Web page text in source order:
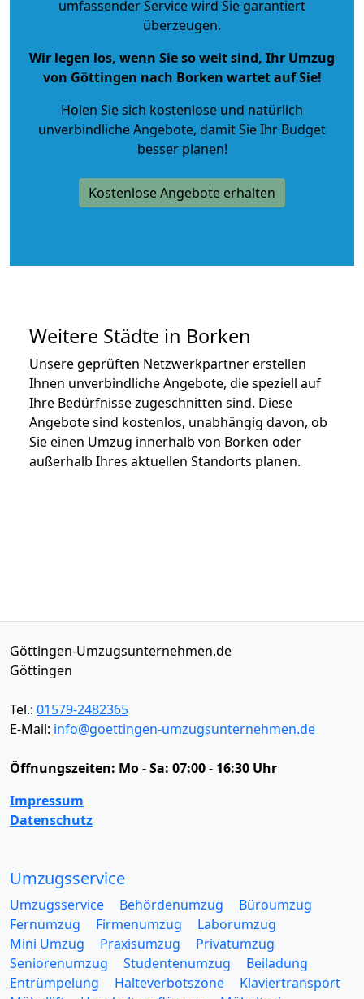
umfassender Service wird Sie garantiert
überzeugen.
Wir legen los, wenn Sie so weit sind, Ihr Umzug
von Göttingen nach Borken wartet auf Sie!
Holen Sie sich kostenlose und natürlich
unverbindliche Angebote, damit Sie Ihr Budget
besser planen!
Kostenlose Angebote erhalten
Weitere Städte in Borken
Unsere geprüften Netzwerkpartner erstellen
Ihnen unverbindliche Angebote, die speziell auf
Ihre Bedürfnisse zugeschnitten sind. Diese
Angebote sind kostenlos, unabhängig davon, ob
Sie einen Umzug innerhalb von Borken oder
außerhalb Ihres aktuellen Standorts planen.
Göttingen-Umzugsunternehmen.de
Göttingen
Tel.: 01579-2482365
E-Mail: info@goettingen-umzugsunternehmen.de
Öffnungszeiten: Mo - Sa: 07:00 - 16:30 Uhr
Impressum
Datenschutz
Umzugsservice
Umzugsservice Behördenumzug
Büroumzug
Fernumzug
Firmenumzug
Laborumzug
Mini Umzug
Praxisumzug
Privatumzug
Seniorenumzug
Studentenumzug
Beiladung
Entrümpelung
Halteverbotszone
Klaviertransport